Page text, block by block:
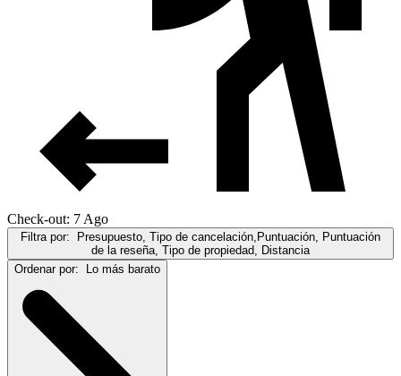
Check-out: 7 Ago
Filtra por:
Presupuesto, Tipo de cancelación,Puntuación, Puntuación
de la reseña, Tipo de propiedad, Distancia
Ordenar por:
Lo más barato